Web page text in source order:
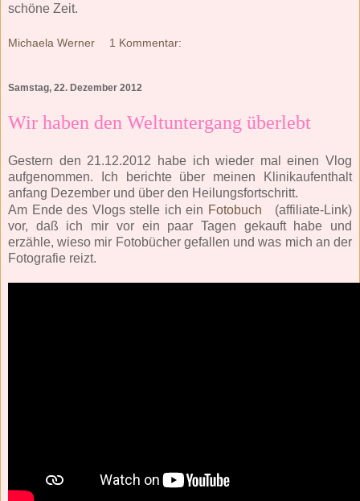
schöne Zeit.
Michaela Werner 1 Kommentar:
Samstag, 22. Dezember 2012
Wir haben den Weltuntergang überlebt
Gestern den 21.12.2012 habe ich wieder mal einen Vlog
aufgenommen. Ich berichte über meinen Klinikaufenthalt
anfang Dezember und über den Heilungsfortschritt.
Am Ende des Vlogs stelle ich ein Fotobuch
(affiliate-Link)
vor, daß ich mir vor ein paar Tagen gekauft habe und
erzähle, wieso mir Fotobücher gefallen und was mich an der
Fotografie reizt.